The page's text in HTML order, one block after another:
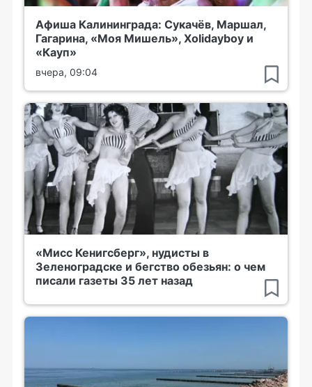
Афиша Калининграда: Сукачёв, Маршал,
Гагарина, «Моя Мишель», Xolidayboy и
«Кауп»
вчера, 09:04
«Мисс Кенигсберг», нудисты в
Зеленоградске и бегство обезьян: о чем
писали газеты 35 лет назад